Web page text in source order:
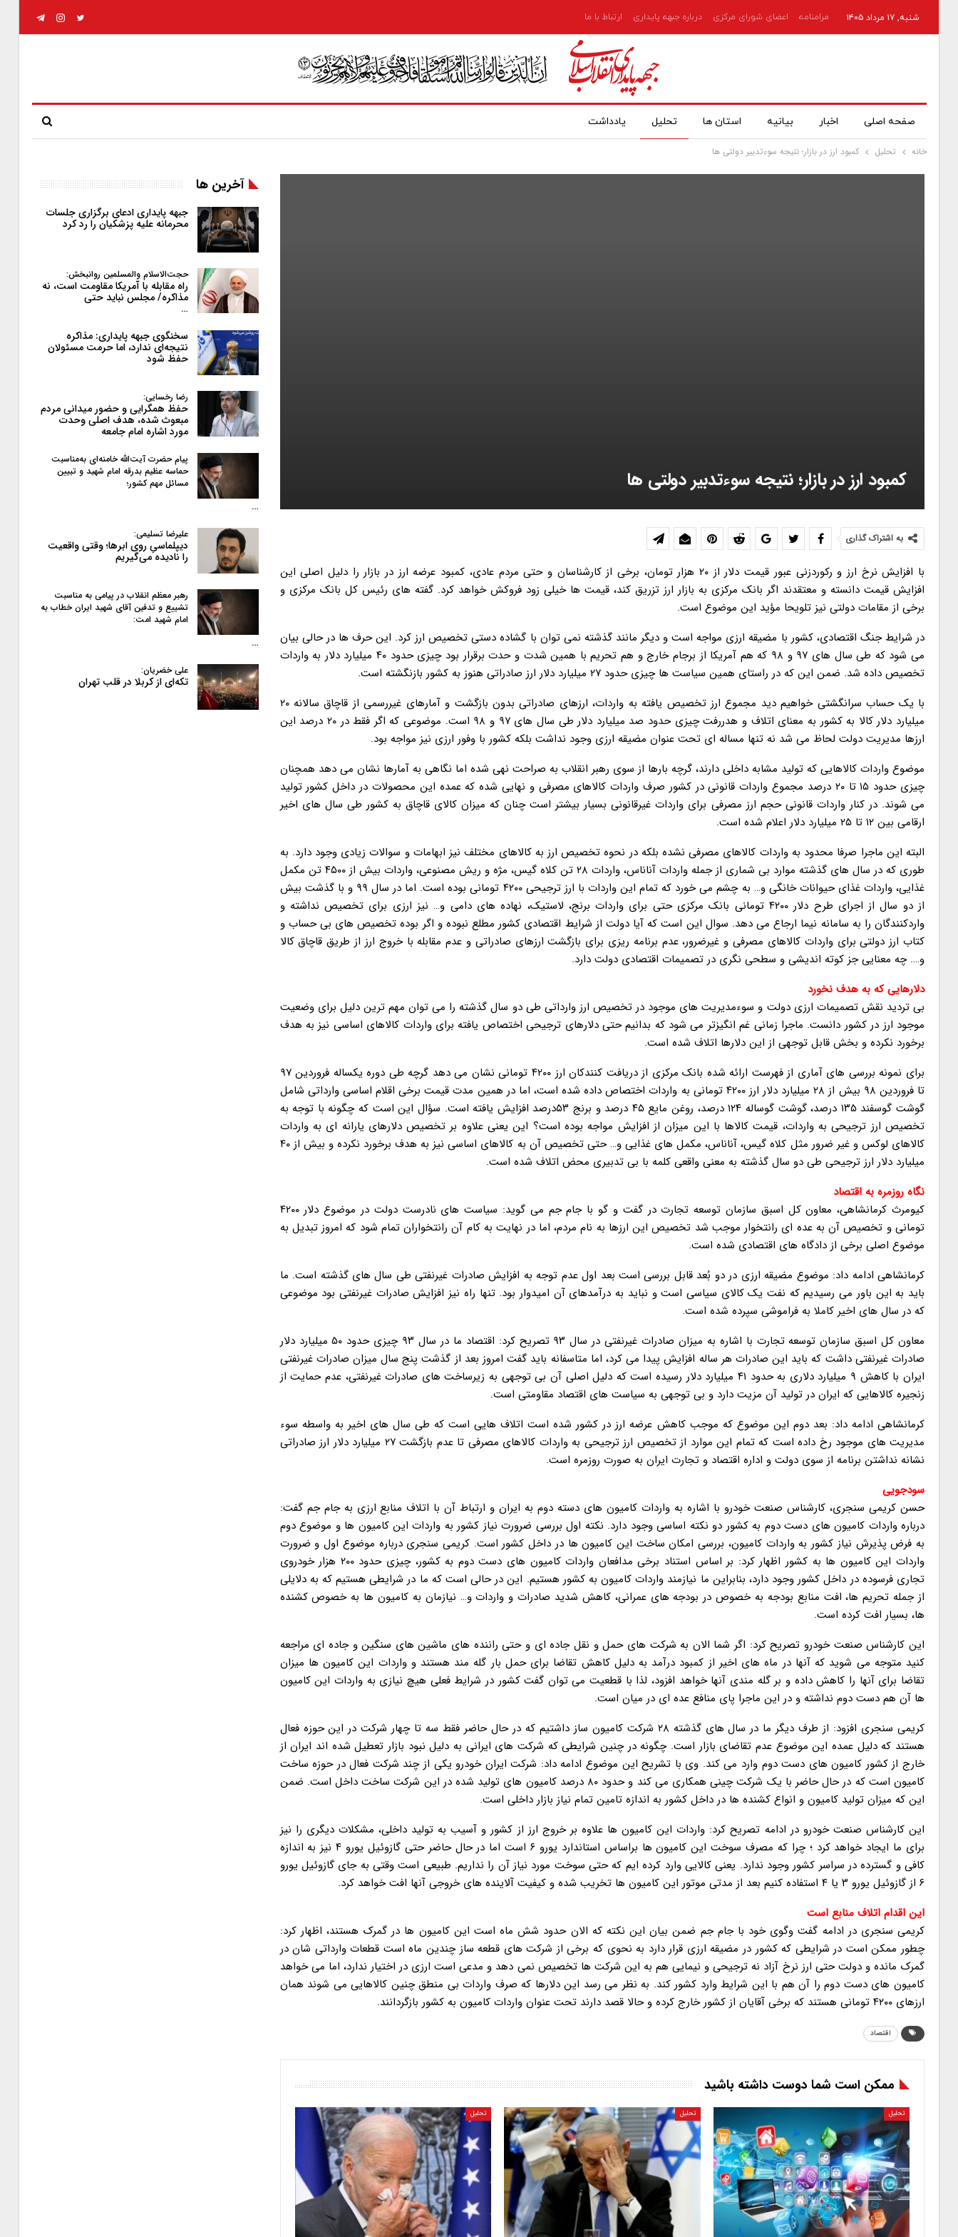
شنبه, ۱۷ مرداد ۱۴۰۵ مرامنامه اعضای شورای مرکزی درباره جبهه پایداری ارتباط با ما
صفحه اصلی اخبار بیانیه استان ها تحلیل یادداشت
خانه تحلیل کمبود ارز در بازار؛ نتیجه سوءتدبیر دولتی ها
کمبود ارز در بازار؛ نتیجه سوءتدبیر دولتی ها
به اشتراک گذاری
با افزایش نرخ ارز و رکوردزنی عبور قیمت دلار از ۲۰ هزار تومان، برخی از کارشناسان و حتی مردم عادی، کمبود عرضه ارز در بازار را دلیل اصلی این
افزایش قیمت دانسته و معتقدند اگر بانک مرکزی به بازار ارز تزریق کند، قیمت ها خیلی زود فروکش خواهد کرد. گفته های رئیس کل بانک مرکزی و
برخی از مقامات دولتی نیز تلویحا مؤید این موضوع است.
در شرایط جنگ اقتصادی، کشور با مضیقه ارزی مواجه است و دیگر مانند گذشته نمی توان با گشاده دستی تخصیص ارز کرد. این حرف ها در حالی بیان
می شود که طی سال های ۹۷ و ۹۸ که هم آمریکا از برجام خارج و هم تحریم با همین شدت و حدت برقرار بود چیزی حدود ۴۰ میلیارد دلار به واردات
تخصیص داده شد. ضمن این که در راستای همین سیاست ها چیزی حدود ۲۷ میلیارد دلار ارز صادراتی هنوز به کشور بازنگشته است.
با یک حساب سرانگشتی خواهیم دید مجموع ارز تخصیص یافته به واردات، ارزهای صادراتی بدون بازگشت و آمارهای غیررسمی از قاچاق سالانه ۲۰
میلیارد دلار کالا به کشور به معنای اتلاف و هدررفت چیزی حدود صد میلیارد دلار طی سال های ۹۷ و ۹۸ است. موضوعی که اگر فقط در ۲۰ درصد این
ارزها مدیریت دولت لحاظ می شد نه تنها مساله ای تحت عنوان مضیقه ارزی وجود نداشت بلکه کشور با وفور ارزی نیز مواجه بود.
موضوع واردات کالاهایی که تولید مشابه داخلی دارند، گرچه بارها از سوی رهبر انقلاب به صراحت نهی شده اما نگاهی به آمارها نشان می دهد همچنان
چیزی حدود ۱۵ تا ۲۰ درصد مجموع واردات قانونی در کشور صرف واردات کالاهای مصرفی و نهایی شده که عمده این محصولات در داخل کشور تولید
می شوند. در کنار واردات قانونی حجم ارز مصرفی برای واردات غیرقانونی بسیار بیشتر است چنان که میزان کالای قاچاق به کشور طی سال های اخیر
ارقامی بین ۱۲ تا ۲۵ میلیارد دلار اعلام شده است.
البته این ماجرا صرفا محدود به واردات کالاهای مصرفی نشده بلکه در نحوه تخصیص ارز به کالاهای مختلف نیز ابهامات و سوالات زیادی وجود دارد. به
طوری که در سال های گذشته موارد بی شماری از جمله واردات آناناس، واردات ۲۸ تن کلاه گیس، مژه و ریش مصنوعی، واردات بیش از ۴۵۰۰ تن مکمل
غذایی، واردات غذای حیوانات خانگی و… به چشم می خورد که تمام این واردات با ارز ترجیحی ۴۲۰۰ تومانی بوده است. اما در سال ۹۹ و با گذشت بیش
از دو سال از اجرای طرح دلار ۴۲۰۰ تومانی بانک مرکزی حتی برای واردات برنج، لاستیک، نهاده های دامی و… نیز ارزی برای تخصیص نداشته و
واردکنندگان را به سامانه نیما ارجاع می دهد. سوال این است که آیا دولت از شرایط اقتصادی کشور مطلع نبوده و اگر بوده تخصیص های بی حساب و
کتاب ارز دولتی برای واردات کالاهای مصرفی و غیرضرور، عدم برنامه ریزی برای بازگشت ارزهای صادراتی و عدم مقابله با خروج ارز از طریق قاچاق کالا
و…. چه معنایی جز کوته اندیشی و سطحی نگری در تصمیمات اقتصادی دولت دارد.
دلارهایی که به هدف نخورد
بی تردید نقش تصمیمات ارزی دولت و سوءمدیریت های موجود در تخصیص ارز وارداتی طی دو سال گذشته را می توان مهم ترین دلیل برای وضعیت
موجود ارز در کشور دانست. ماجرا زمانی غم انگیزتر می شود که بدانیم حتی دلارهای ترجیحی اختصاص یافته برای واردات کالاهای اساسی نیز به هدف
برخورد نکرده و بخش قابل توجهی از این دلارها اتلاف شده است.
برای نمونه بررسی های آماری از فهرست ارائه شده بانک مرکزی از دریافت کنندکان ارز ۴۲۰۰ تومانی نشان می دهد گرچه طی دوره یکساله فروردین ۹۷
تا فروردین ۹۸ بیش از ۲۸ میلیارد دلار ارز ۴۲۰۰ تومانی به واردات اختصاص داده شده است، اما در همین مدت قیمت برخی اقلام اساسی وارداتی شامل
گوشت گوسفند ۱۳۵ درصد، گوشت گوساله ۱۲۴ درصد، روغن مایع ۴۵ درصد و برنج ۵۳درصد افزایش یافته است. سؤال این است که چگونه با توجه به
تخصیص ارز ترجیحی به واردات، قیمت کالاها با این میزان از افزایش مواجه بوده است؟ این یعنی علاوه بر تخصیص دلارهای یارانه ای به واردات
کالاهای لوکس و غیر ضرور مثل کلاه گیس، آناناس، مکمل های غذایی و… حتی تخصیص آن به کالاهای اساسی نیز به هدف برخورد نکرده و بیش از ۴۰
میلیارد دلار ارز ترجیحی طی دو سال گذشته به معنی واقعی کلمه با بی تدبیری محض اتلاف شده است.
نگاه روزمره به اقتصاد
کیومرث کرمانشاهی، معاون کل اسبق سازمان توسعه تجارت در گفت و گو با جام جم می گوید: سیاست های نادرست دولت در موضوع دلار ۴۲۰۰
تومانی و تخصیص آن به عده ای رانتخوار موجب شد تخصیص این ارزها به نام مردم، اما در نهایت به کام آن رانتخواران تمام شود که امروز تبدیل به
موضوع اصلی برخی از دادگاه های اقتصادی شده است.
کرمانشاهی ادامه داد: موضوع مضیقه ارزی در دو بُعد قابل بررسی است بعد اول عدم توجه به افزایش صادرات غیرنفتی طی سال های گذشته است. ما
باید به این باور می رسیدیم که نفت یک کالای سیاسی است و نباید به درآمدهای آن امیدوار بود. تنها راه نیز افزایش صادرات غیرنفتی بود موضوعی
که در سال های اخیر کاملا به فراموشی سپرده شده است.
معاون کل اسبق سازمان توسعه تجارت با اشاره به میزان صادرات غیرنفتی در سال ۹۳ تصریح کرد: اقتصاد ما در سال ۹۳ چیزی حدود ۵۰ میلیارد دلار
صادرات غیرنفتی داشت که باید این صادرات هر ساله افزایش پیدا می کرد، اما متاسفانه باید گفت امروز بعد از گذشت پنج سال میزان صادرات غیرنفتی
ایران با کاهش ۹ میلیارد دلاری به حدود ۴۱ میلیارد دلار رسیده است که دلیل اصلی آن بی توجهی به زیرساخت های صادرات غیرنفتی، عدم حمایت از
زنجیره کالاهایی که ایران در تولید آن مزیت دارد و بی توجهی به سیاست های اقتصاد مقاومتی است.
کرمانشاهی ادامه داد: بعد دوم این موضوع که موجب کاهش عرضه ارز در کشور شده است اتلاف هایی است که طی سال های اخیر به واسطه سوء
مدیریت های موجود رخ داده است که تمام این موارد از تخصیص ارز ترجیحی به واردات کالاهای مصرفی تا عدم بازگشت ۲۷ میلیارد دلار ارز صادراتی
نشانه نداشتن برنامه از سوی دولت و اداره اقتصاد و تجارت ایران به صورت روزمره است.
سودجویی
حسن کریمی سنجری، کارشناس صنعت خودرو با اشاره به واردات کامیون های دسته دوم به ایران و ارتباط آن با اتلاف منابع ارزی به جام جم گفت:
درباره واردات کامیون های دست دوم به کشور دو نکته اساسی وجود دارد. نکته اول بررسی ضرورت نیاز کشور به واردات این کامیون ها و موضوع دوم
به فرض پذیرش نیاز کشور به واردات کامیون، بررسی امکان ساخت این کامیون ها در داخل کشور است. کریمی سنجری درباره موضوع اول و ضرورت
واردات این کامیون ها به کشور اظهار کرد: بر اساس استناد برخی مدافعان واردات کامیون های دست دوم به کشور، چیزی حدود ۲۰۰ هزار خودروی
تجاری فرسوده در داخل کشور وجود دارد، بنابراین ما نیازمند واردات کامیون به کشور هستیم. این در حالی است که ما در شرایطی هستیم که به دلایلی
از جمله تحریم ها، افت منابع بودجه به خصوص در بودجه های عمرانی، کاهش شدید صادرات و واردات و… نیازمان به کامیون ها به خصوص کشنده
ها، بسیار افت کرده است.
این کارشناس صنعت خودرو تصریح کرد: اگر شما الان به شرکت های حمل و نقل جاده ای و حتی راننده های ماشین های سنگین و جاده ای مراجعه
کنید متوجه می شوید که آنها در ماه های اخیر از کمبود درآمد به دلیل کاهش تقاضا برای حمل بار گله مند هستند و واردات این کامیون ها میزان
تقاضا برای آنها را کاهش داده و بر گله مندی آنها خواهد افزود، لذا با قطعیت می توان گفت کشور در شرایط فعلی هیچ نیازی به واردات این کامیون
ها آن هم دست دوم نداشته و در این ماجرا پای منافع عده ای در میان است.
کریمی سنجری افزود: از طرف دیگر ما در سال های گذشته ۲۸ شرکت کامیون ساز داشتیم که در حال حاضر فقط سه تا چهار شرکت در این حوزه فعال
هستند که دلیل عمده این موضوع عدم تقاضای بازار است. چگونه در چنین شرایطی که شرکت های ایرانی به دلیل نبود بازار تعطیل شده اند ایران از
خارج از کشور کامیون های دست دوم وارد می کند. وی با تشریح این موضوع ادامه داد: شرکت ایران خودرو یکی از چند شرکت فعال در حوزه ساخت
کامیون است که در حال حاضر با یک شرکت چینی همکاری می کند و حدود ۸۰ درصد کامیون های تولید شده در این شرکت ساخت داخل است. ضمن
این که میزان تولید کامیون و انواع کشنده ها در داخل کشور به اندازه تامین تمام نیاز بازار داخلی است.
این کارشناس صنعت خودرو در ادامه تصریح کرد: واردات این کامیون ها علاوه بر خروج ارز از کشور و آسیب به تولید داخلی، مشکلات دیگری را نیز
برای ما ایجاد خواهد کرد ؛ چرا که مصرف سوخت این کامیون ها براساس استاندارد یورو ۶ است اما در حال حاضر حتی گازوئیل یورو ۴ نیز به اندازه
کافی و گسترده در سراسر کشور وجود ندارد. یعنی کالایی وارد کرده ایم که حتی سوخت مورد نیاز آن را نداریم. طبیعی است وقتی به جای گازوئیل یورو
۶ از گازوئیل یورو ۳ یا ۴ استفاده کنیم بعد از مدتی موتور این کامیون ها تخریب شده و کیفیت آلاینده های خروجی آنها افت خواهد کرد.
این اقدام اتلاف منابع است
کریمی سنجری در ادامه گفت وگوی خود با جام جم ضمن بیان این نکته که الان حدود شش ماه است این کامیون ها در گمرک هستند، اظهار کرد:
چطور ممکن است در شرایطی که کشور در مضیقه ارزی قرار دارد به نحوی که برخی از شرکت های قطعه ساز چندین ماه است قطعات وارداتی شان در
گمرک مانده و دولت حتی ارز نرخ آزاد نه ترجیحی و نیمایی هم به این شرکت ها تخصیص نمی دهد و مدعی است ارزی در اختیار ندارد، اما می خواهد
کامیون های دست دوم را آن هم با این شرایط وارد کشور کند. به نظر می رسد این دلارها که صرف واردات بی منطق چنین کالاهایی می شوند همان
ارزهای ۴۲۰۰ تومانی هستند که برخی آقایان از کشور خارج کرده و حالا قصد دارند تحت عنوان واردات کامیون به کشور بازگردانند.
اقتصاد
ممکن است شما دوست داشته باشید
تحلیل تحلیل تحلیل
آخرین ها
جبهه پایداری ادعای برگزاری جلسات
محرمانه علیه پزشکیان را رد کرد
حجت‌الاسلام والمسلمین روانبخش:
راه مقابله با آمریکا مقاومت است، نه
مذاکره/ مجلس نباید حتی
…
سخنگوی جبهه پایداری: مذاکره
نتیجه‌ای ندارد، اما حرمت مسئولان
حفظ شود
رضا رخسایی:
حفظ همگرایی و حضور میدانی مردم
مبعوث شده، هدف اصلی وحدت
مورد اشاره امام جامعه
پیام حضرت آیت‌الله خامنه‌ای به‌مناسبت
حماسه عظیم بدرقه امام شهید و تبیین
مسائل مهم کشور؛
…
علیرضا تسلیمی:
دیپلماسیِ روی ابرها؛ وقتی واقعیت
را نادیده می‌گیریم
رهبر معظم انقلاب در پیامی به‌ مناسبت
تشییع و تدفین آقای شهید ایران خطاب به
امام شهید امت:
…
علی خضریان:
تکه‌ای از کربلا در قلب تهران